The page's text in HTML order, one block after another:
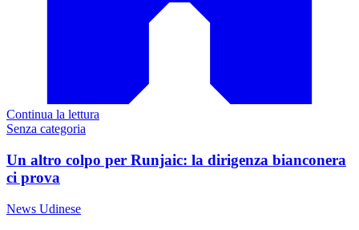
Continua la lettura
Senza categoria
Un altro colpo per Runjaic: la dirigenza bianconera
ci prova
News Udinese